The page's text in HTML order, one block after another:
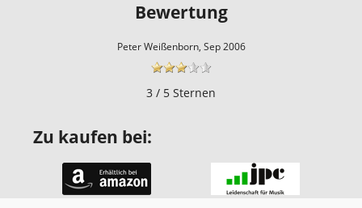
Bewertung
Peter Weißenborn, Sep 2006
3 / 5 Sternen
Zu kaufen bei: